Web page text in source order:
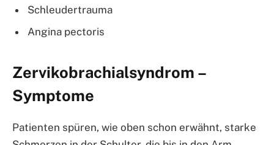
Schleudertrauma
Angina pectoris
Zervikobrachialsyndrom –
Symptome
Patienten spüren, wie oben schon erwähnt, starke